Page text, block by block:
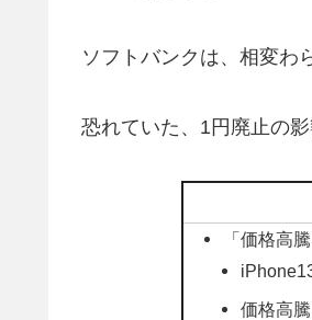
ソフトバンクは、相変わ
恐れていた、1円廃止の
「価格高
価格高